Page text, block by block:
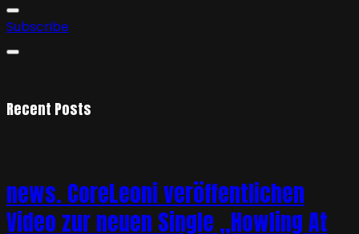
Subscribe
Recent Posts
news. CoreLeoni veröffentlichen
Video zur neuen Single „Howling At